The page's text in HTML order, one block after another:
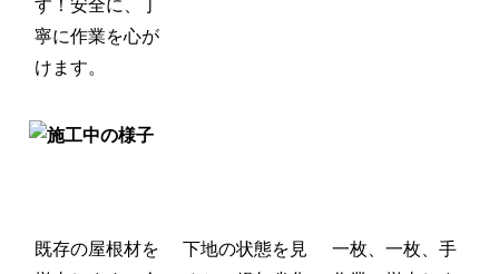
す！ 安全に、丁
寧に作業を心が
けます。
既存の屋根材を
下地の状態を見
一枚、一枚、手